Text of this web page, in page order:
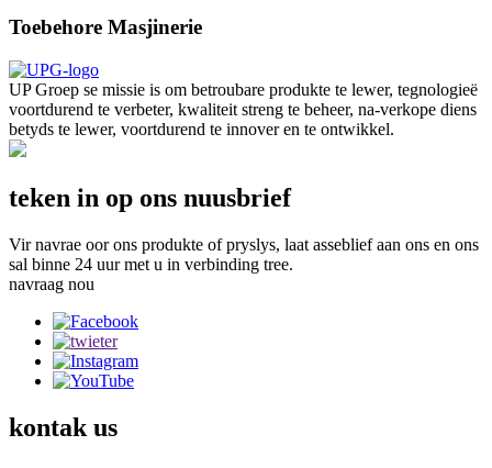
Toebehore Masjinerie
UP Groep se missie is om betroubare produkte te lewer, tegnologieë
voortdurend te verbeter, kwaliteit streng te beheer, na-verkope diens
betyds te lewer, voortdurend te innover en te ontwikkel.
teken in op ons nuusbrief
Vir navrae oor ons produkte of pryslys, laat asseblief aan ons en ons
sal binne 24 uur met u in verbinding tree.
navraag nou
kontak us